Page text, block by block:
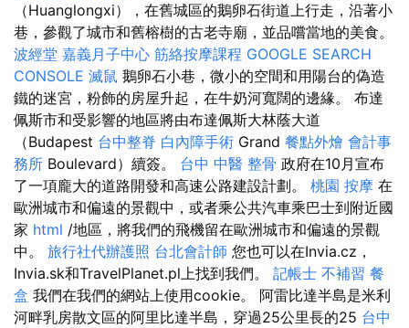
（Huanglongxi），在舊城區的鵝卵石街道上行走，沿著小
巷，參觀了城市和舊榕樹的古老寺廟，並品嚐當地的美食。
波經堂 嘉義月子中心 筋絡按摩課程 GOOGLE SEARCH
CONSOLE 滅鼠 鵝卵石小巷，微小的空間和用陽台的偽造
鐵的迷宮，粉飾的房屋升起，在牛奶河寬闊的邊緣。 布達
佩斯市和受影響的地區將由布達佩斯大林蔭大道
（Budapest 台中整脊 白內障手術 Grand 餐點外燴 會計事
務所 Boulevard）續簽。 台中 中醫 整骨 政府在10月宣布
了一項龐大的道路開發和高速公路建設計劃。 桃園 按摩 在
歐洲城市和偏遠的景觀中，或者乘公共汽車乘巴士到附近國
家 html /地區，將我們的飛機留在歐洲城市和偏遠的景觀
中。 旅行社代辦護照 台北會計師 您也可以在Invia.cz，
Invia.sk和TravelPlanet.pl上找到我們。 記帳士 不補習 餐
盒 我們在我們的網站上使用cookie。 阿雷比達半島是米利
河畔乳房散文區的阿里比達半島，穿過25公里長的25 台中